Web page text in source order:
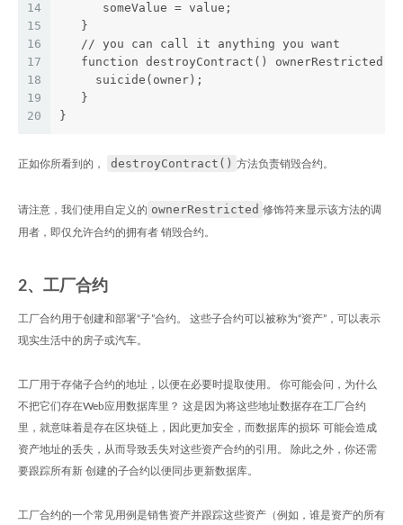
14
15
16
17
18
19
20
      someValue = value;
   }
   // you can call it anything you want
   function destroyContract() ownerRestricted {
     suicide(owner);
   }
}
正如你所看到的， destroyContract() 方法负责销毁合约。
请注意，我们使用自定义的 ownerRestricted 修饰符来显示该方法的调
用者，即仅允许合约的拥有者 销毁合约。
2、工厂合约
工厂合约用于创建和部署“子”合约。 这些子合约可以被称为“资产”，可以表示
现实生活中的房子或汽车。
工厂用于存储子合约的地址，以便在必要时提取使用。 你可能会问，为什么
不把它们存在Web应用数据库里？ 这是因为将这些地址数据存在工厂合约
里，就意味着是存在区块链上，因此更加安全，而数据库的损坏 可能会造成
资产地址的丢失，从而导致丢失对这些资产合约的引用。 除此之外，你还需
要跟踪所有新 创建的子合约以便同步更新数据库。
工厂合约的一个常见用例是销售资产并跟踪这些资产（例如，谁是资产的所有